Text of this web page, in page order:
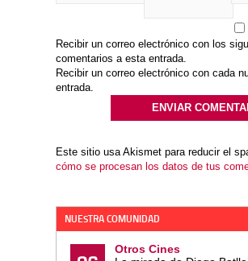
Recibir un correo electrónico con los
comentarios a esta entrada.
Recibir un correo electrónico con cada
entrada.
Este sitio usa Akismet para reducir el
cómo se procesan los datos de tus
NUESTRA COMUNIDAD
Otros Cines